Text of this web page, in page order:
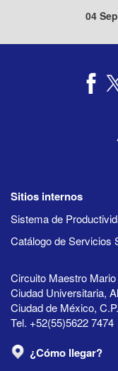
04
Sitios internos
Sistema de
Catálogo de Servicios
Circuito Maestro
Ciudad Universitaria,
Ciudad de México,
Tel. +52(55)5622 7474
¿Cómo llegar?